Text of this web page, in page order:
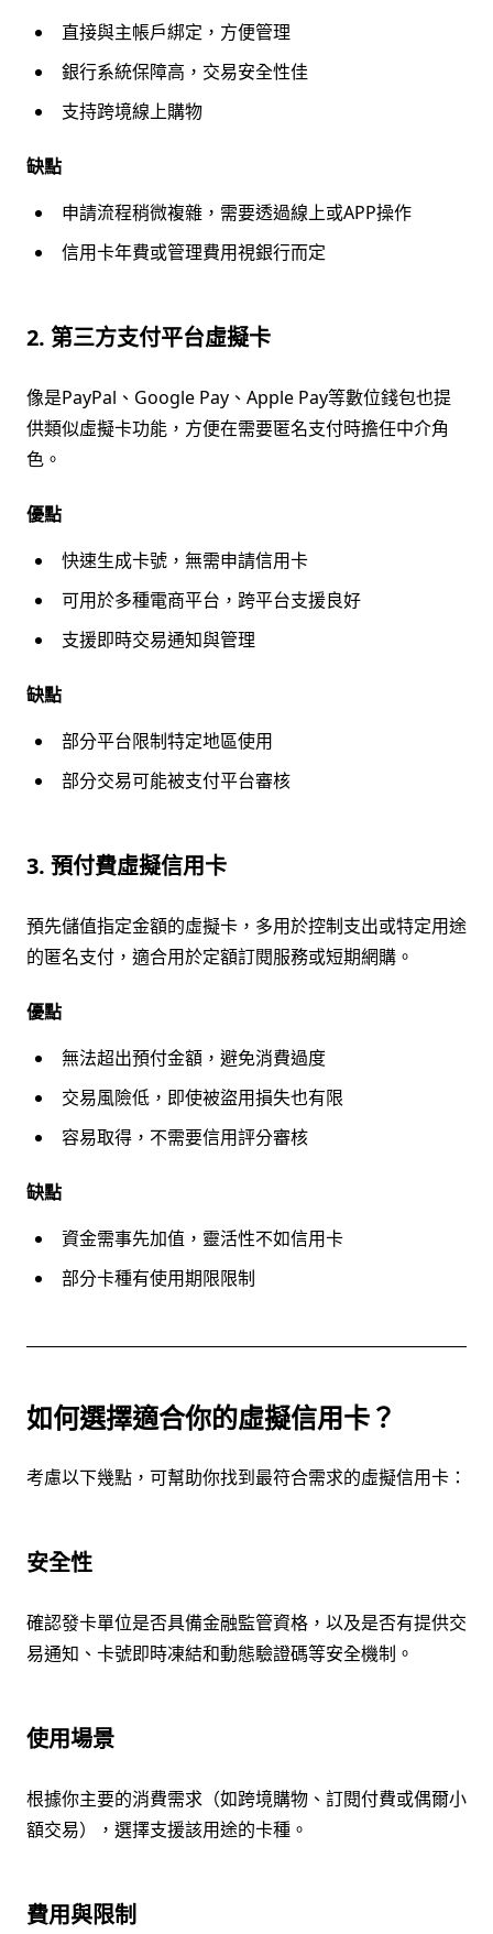
直接與主帳戶綁定，方便管理
銀行系統保障高，交易安全性佳
支持跨境線上購物
缺點
申請流程稍微複雜，需要透過線上或APP操作
信用卡年費或管理費用視銀行而定
2. 第三方支付平台虛擬卡
像是PayPal、Google Pay、Apple Pay等數位錢包也提
供類似虛擬卡功能，方便在需要匿名支付時擔任中介角
色。
優點
快速生成卡號，無需申請信用卡
可用於多種電商平台，跨平台支援良好
支援即時交易通知與管理
缺點
部分平台限制特定地區使用
部分交易可能被支付平台審核
3. 預付費虛擬信用卡
預先儲值指定金額的虛擬卡，多用於控制支出或特定用途
的匿名支付，適合用於定額訂閱服務或短期網購。
優點
無法超出預付金額，避免消費過度
交易風險低，即使被盜用損失也有限
容易取得，不需要信用評分審核
缺點
資金需事先加值，靈活性不如信用卡
部分卡種有使用期限限制
如何選擇適合你的虛擬信用卡？
考慮以下幾點，可幫助你找到最符合需求的虛擬信用卡：
安全性
確認發卡單位是否具備金融監管資格，以及是否有提供交
易通知、卡號即時凍結和動態驗證碼等安全機制。
使用場景
根據你主要的消費需求（如跨境購物、訂閱付費或偶爾小
額交易），選擇支援該用途的卡種。
費用與限制